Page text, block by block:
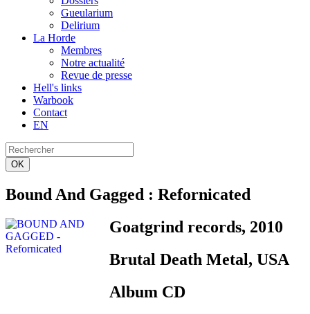
Gueularium
Delirium
La Horde
Membres
Notre actualité
Revue de presse
Hell's links
Warbook
Contact
EN
OK
Bound And Gagged : Refornicated
Goatgrind records, 2010
Brutal Death Metal, USA
Album CD